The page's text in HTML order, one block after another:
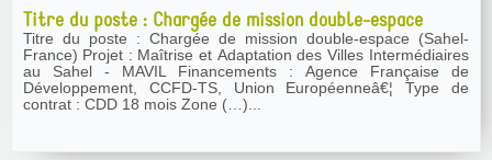
Titre du poste : Chargée de mission double-espace
Titre du poste : Chargée de mission double-espace (Sahel-
France) Projet : Maîtrise et Adaptation des Villes Intermédiaires
au Sahel - MAVIL Financements : Agence Française de
Développement, CCFD-TS, Union Européenneâ€¦ Type de
contrat : CDD 18 mois Zone (…)...